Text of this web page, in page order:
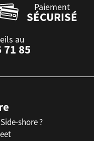
Paiement
SÉCURISÉ
au
71 85
shore ?